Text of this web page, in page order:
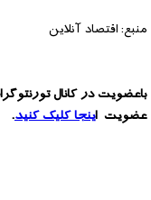
منبع: اقتصاد آنلاین
باعضویت در کانال
عضویت اینجا کلیک کنید.